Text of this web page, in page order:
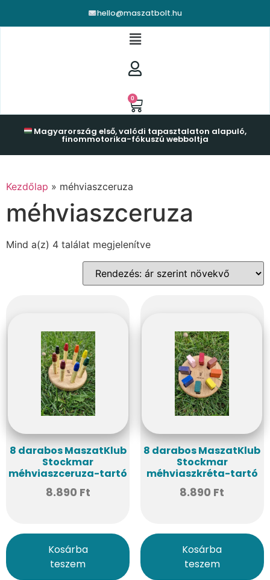
hello@maszatbolt.hu
0
Magyarország első, valódi tapasztalaton alapuló,
finommotorika-fókuszú webboltja
Kezdőlap » méhviaszceruza
méhviaszceruza
Mind a(z) 4 találat megjelenítve
8 darabos MaszatKlub
Stockmar
méhviaszceruza-tartó
8.890 Ft
Kosárba
teszem
8 darabos MaszatKlub
Stockmar
méhviaszkréta-tartó
8.890 Ft
Kosárba
teszem